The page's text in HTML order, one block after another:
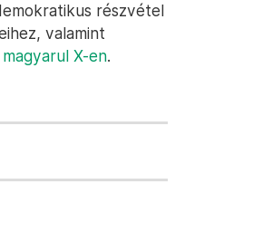
részvétel
valamint
X-en.